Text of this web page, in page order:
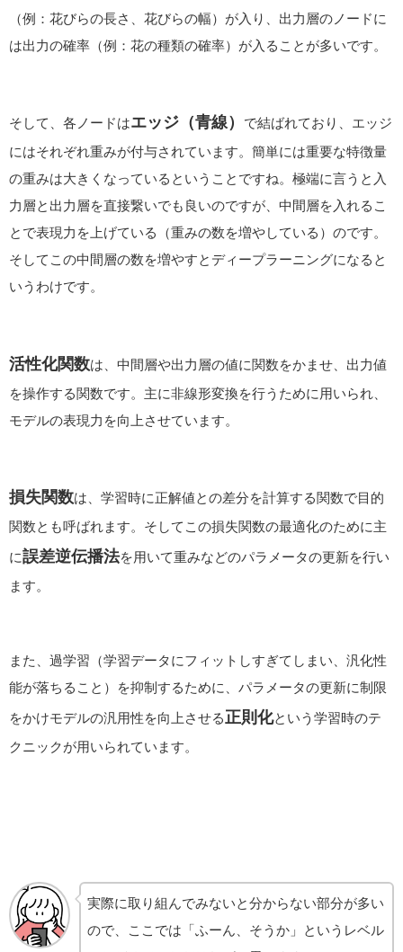
（例：花びらの長さ、花びらの幅）が入り、出力層のノードに
は出力の確率（例：花の種類の確率）が入ることが多いです。
そして、各ノードはエッジ（青線）
で結ばれており、エッジ
にはそれぞれ重みが付与されています。簡単には重要な特徴量
の重みは大きくなっているということですね。極端に言うと入
力層と出力層を直接繋いでも良いのですが、中間層を入れるこ
とで表現力を上げている（重みの数を増やしている）のです。
そしてこの中間層の数を増やすとディープラーニングになると
いうわけです。
活性化関数は、中間層や出力層の値に関数をかませ、出力値
を操作する関数です。主に非線形変換を行うために用いられ、
モデルの表現力を向上させています。
損失関数は、 学習時に正解値との差分を計算する関数で目的
関数とも呼ばれます。そしてこの損失関数の最適化のために主
に誤差逆伝播法を用いて重みなどのパラメータの更新を行い
ます。
また、 過学習（学習データにフィットしすぎてしまい、汎化性
能が落ちること）を抑制するために、パラメータの更新に制限
をかけモデルの汎用性を向上させる正則化という学習時のテ
クニックが用いられています。
実際に取り組んでみないと分からない部分が多い
ので、ここでは「ふーん、そうか」というレベル